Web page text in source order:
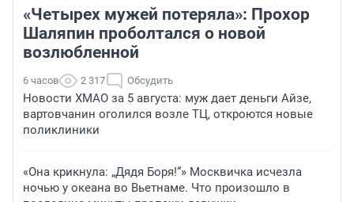
«Четырех мужей потеряла»: Прохор
Шаляпин проболтался о новой
возлюбленной
6 часов 2 317 Обсудить
Новости ХМАО за 5 августа: муж дает деньги Айзе,
вартовчанин оголился возле ТЦ, откроются новые
поликлиники
«Она крикнула: „Дядя Боря!“» Москвичка исчезла
ночью у океана во Вьетнаме. Что произошло в